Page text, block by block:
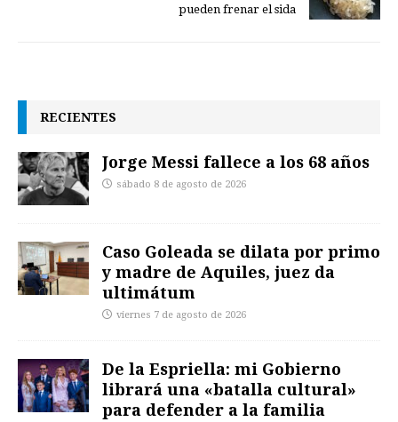
pueden frenar el sida
RECIENTES
Jorge Messi fallece a los 68 años
sábado 8 de agosto de 2026
Caso Goleada se dilata por primo
y madre de Aquiles, juez da
ultimátum
viernes 7 de agosto de 2026
De la Espriella: mi Gobierno
librará una «batalla cultural»
para defender a la familia